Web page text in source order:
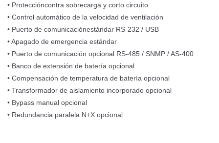
• Proteccióncontra sobrecarga y corto circuito
• Control automático de la velocidad de ventilación
• Puerto de comunicaciónestándar RS-232 / USB
• Apagado de emergencia estándar
• Puerto de comunicación opcional RS-485 / SNMP / AS-400
• Banco de extensión de batería opcional
• Compensación de temperatura de batería opcional
• Transformador de aislamiento incorporado opcional
• Bypass manual opcional
• Redundancia paralela N+X opcional